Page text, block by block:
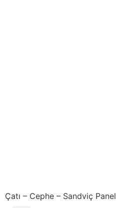
Çatı – Cephe – Sandviç Panel